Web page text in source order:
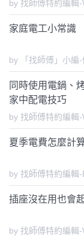
by 找師傅特約編輯
家庭電工小常識
by 「找師傅」小編
同時使用電鍋、
家中配電技巧
by 找師傅特約編輯
夏季電費怎麼計
by 找師傅特約編輯-
插座沒在用也會
by 找師傅特約編輯